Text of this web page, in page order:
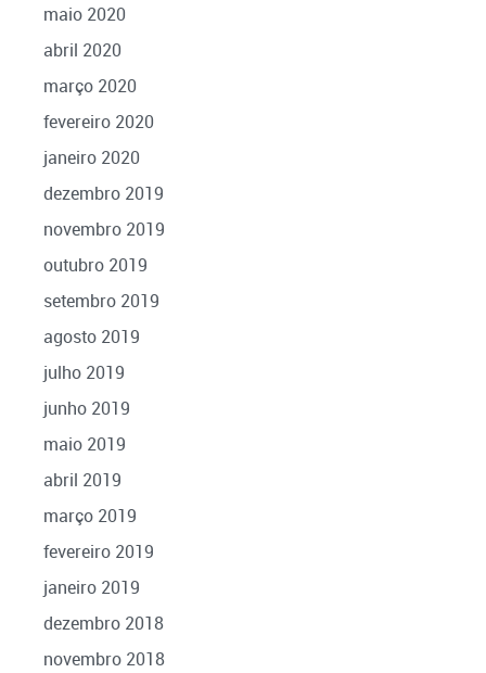
maio 2020
abril 2020
março 2020
fevereiro 2020
janeiro 2020
dezembro 2019
novembro 2019
outubro 2019
setembro 2019
agosto 2019
julho 2019
junho 2019
maio 2019
abril 2019
março 2019
fevereiro 2019
janeiro 2019
dezembro 2018
novembro 2018